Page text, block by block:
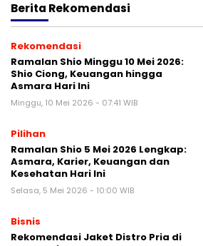
Berita Rekomendasi
Rekomendasi
Ramalan Shio Minggu 10 Mei 2026:
Shio Ciong, Keuangan hingga
Asmara Hari Ini
Minggu, 10 Mei 2026 - 07:41 WIB
Pilihan
Ramalan Shio 5 Mei 2026 Lengkap:
Asmara, Karier, Keuangan dan
Kesehatan Hari Ini
Selasa, 5 Mei 2026 - 10:00 WIB
Bisnis
Rekomendasi Jaket Distro Pria di